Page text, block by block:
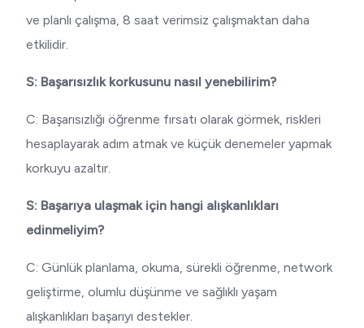
ve planlı çalışma, 8 saat verimsiz çalışmaktan daha
etkilidir.
S: Başarısızlık korkusunu nasıl yenebilirim?
C: Başarısızlığı öğrenme fırsatı olarak görmek, riskleri
hesaplayarak adım atmak ve küçük denemeler yapmak
korkuyu azaltır.
S: Başarıya ulaşmak için hangi alışkanlıkları
edinmeliyim?
C: Günlük planlama, okuma, sürekli öğrenme, network
geliştirme, olumlu düşünme ve sağlıklı yaşam
alışkanlıkları başarıyı destekler.